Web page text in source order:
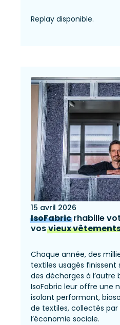
Replay disponible.
15 avril 2026
IsoFabricrhabille
vosvieux
Chaque année, des
textiles usagés finissent
des décharges à l’autre
IsoFabric leur offre une
isolant performant,
de textiles, collectés
l’économie sociale.